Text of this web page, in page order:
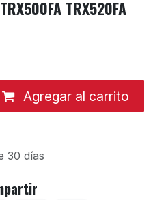
TRX520FA
Agregar al carrito
30 días